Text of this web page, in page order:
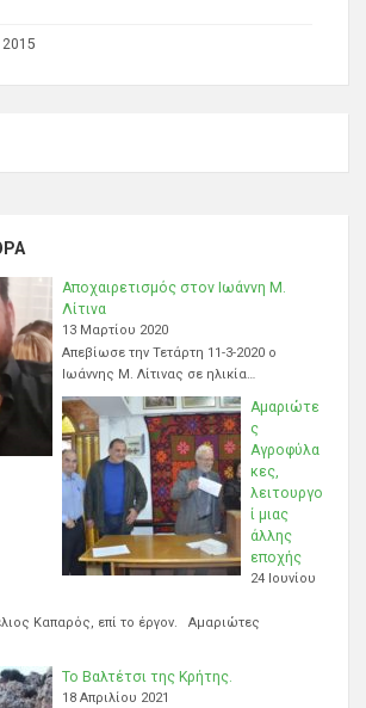
Αποχαιρετισμός στον Ιωάννη Μ.
Λίτινα
13 Μαρτίου 2020
Απεβίωσε την Τετάρτη 11-3-2020 ο
Ιωάννης Μ. Λίτινας σε ηλικία…
Αμαριώτε
ς
Αγροφύλα
κες,
λειτουργο
ί μιας
άλλης
εποχής
24 Ιουνίου
Καπαρός, επί το έργον. Αμαριώτες
Το Βαλτέτσι της Κρήτης.
18 Απριλίου 2021